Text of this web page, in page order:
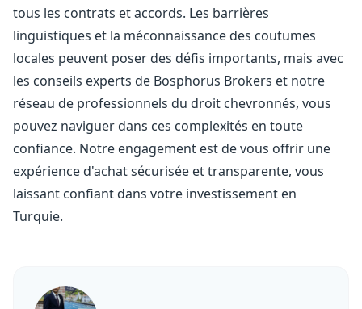
tous les contrats et accords. Les barrières
linguistiques et la méconnaissance des coutumes
locales peuvent poser des défis importants, mais avec
les conseils experts de Bosphorus Brokers et notre
réseau de professionnels du droit chevronnés, vous
pouvez naviguer dans ces complexités en toute
confiance. Notre engagement est de vous offrir une
expérience d'achat sécurisée et transparente, vous
laissant confiant dans votre investissement en
Turquie.